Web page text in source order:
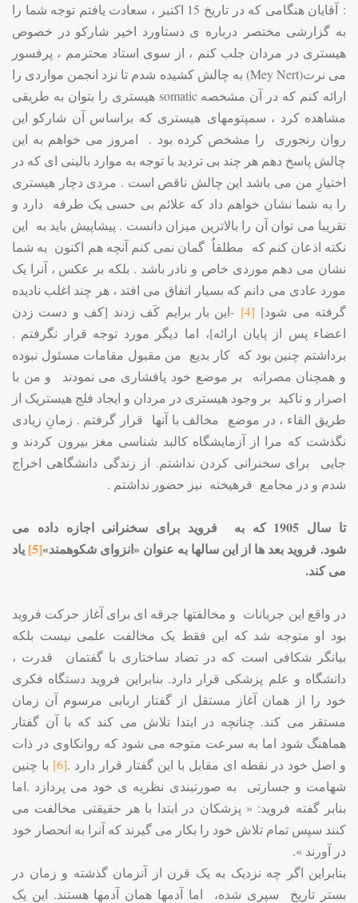
: آقایان هنگامی که در تاریخ 15 اکتبر ، سعادت یافتم توجه شما را
به گزارشی مختصر درباره ی دستاورد اخیر شارکو در خصوص
هیستری در مردان جلب کنم ، از سوی استاد محترمم ، پرفسور
می نرت(Mey Nert) به چالش کشیده شدم تا نزد انجمن مواردی را
ارائه کنم که در آن مشخصهsomatic هیستری را بتوان به طریقی
مشاهده کرد ، سمپتومهای هیستری که براساس آن شارکو این
روان رنجوری را مشخص کرده بود . امروز می خواهم به این
چالش پاسخ دهم هر چند بی تردید با توجه به موارد بالینی ای که در
اختیارِ من می باشد این چالش ناقص است . مردی دچار هیستری
را به شما نشان خواهم داد که علائم بی حسی یک طرفه دارد و
تقریبا می توان آن را بالاترین میزان دانست . پیشاپیش باید به این
نکته اذعان کنم که مطلقاٌ گمان نمی کنم آنچه هم اکنون به شما
نشان می دهم موردی خاص و نادر باشد . بلکه بر عکس ، آنرا یک
مورد عادی می دانم که بسیار اتفاق می افتد ، هر چند اغلب نادیده
گرفته می شود] [4] -این بار برایم کَف زدند [کف و دست زدن
اعضاء پس از پایان ارائه]، اما دیگر مورد توجه قرار نگرفتم .
برداشتم چنین بود که کار بدیع من مقبول مقامات مسئول نبوده
و همچنان مصرانه بر موضع خود پافشاری می نمودند و من با
اصرار و تاکید بر وجود هیستری در مردان و ایجاد فلج هیستریک از
طریق القاء ، در موضع مخالف با آنها قرار گرفتم . زمانِ زیادی
نگذشت که مرا از آزمایشگاه کالبد شناسی مغز بیرون کردند و
جایی برای سخنرانی کردن نداشتم. از زندگی دانشگاهی اخراج
شدم و در مجامع فرهیخته نیز حضور نداشتم .
تا سال 1905 که به فروید برای سخنرانی اجازه داده می
شود. فروید بعد ها از این سالها به عنوان «انزوای شکوهمند»[5] یاد
می کند.
در واقع این جریانات و مخالفتها جرقه ای برای آغاز حرکت فروید
بود او متوجه شد که این فقط یک مخالفت علمی نیست بلکه
بیانگر شکافی است که در تضاد ساختاری با گفتمان قدرت ،
دانشگاه و علم پزشکی قرار دارد. بنابراین فروید دستگاه فکری
خود را از همان آغاز مستقل از گفتار اربابی مرسوم آن زمان
مستقر می کند. چنانچه در ابتدا تلاش می کند که با آن گفتار
هماهنگ شود اما به سرعت متوجه می شود که روانکاوی در ذات
و اصل خود در نقطه ای مقابل با این گفتار قرار دارد .[6] با چنین
شهامت و جسارتی به صورتبندی نظریه ی خود می پردازد .اما
بنابر گفته فروید: « پزشکان در ابتدا با هر حقیقتی مخالفت می
کنند سپس تمام تلاش خود را بکار می گیرند که آنرا به انحصار خود
در آورند ».
بنابراین اگر چه نزدیک به یک قرن از آنزمان گذشته و زمان در
بستر تاریخ سپری شده، اما آدمها همان آدمها هستند. این یک